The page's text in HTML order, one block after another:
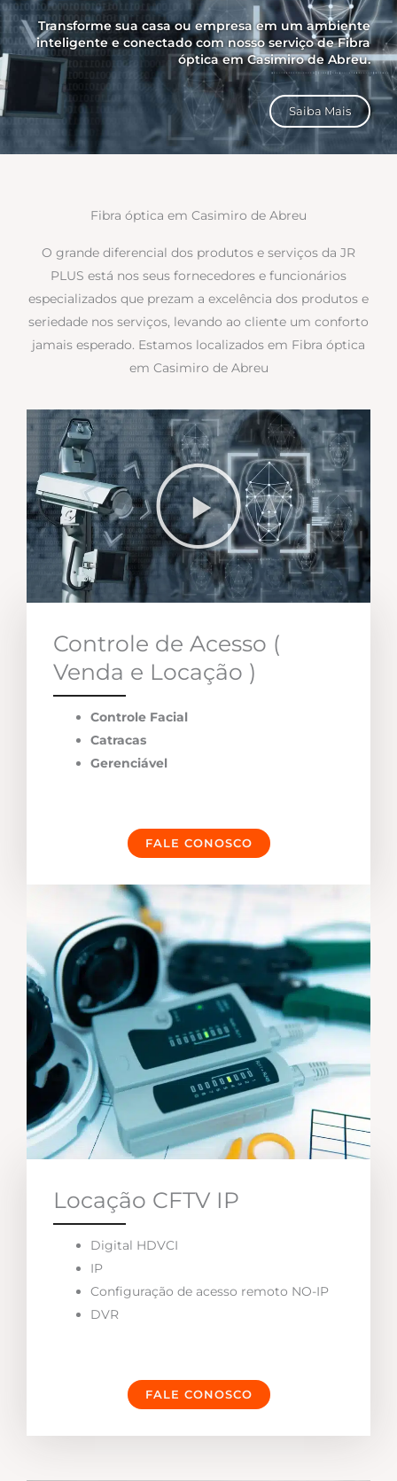
Transforme sua casa ou empresa em um ambiente
inteligente e conectado com nosso serviço de Fibra
óptica em Casimiro de Abreu.
Saiba Mais
Fibra óptica em Casimiro de Abreu
O grande diferencial dos produtos e serviços da JR
PLUS está nos seus fornecedores e funcionários
especializados que prezam a excelência dos produtos e
seriedade nos serviços, levando ao cliente um conforto
jamais esperado. Estamos localizados em Fibra óptica
em Casimiro de Abreu
Controle de Acesso (
Venda e Locação )
Controle Facial
Catracas
Gerenciável
FALE CONOSCO
Locação CFTV IP
Digital HDVCI
IP
Configuração de acesso remoto NO-IP
DVR
FALE CONOSCO